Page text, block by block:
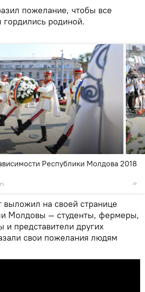
пожелание, чтобы все
родиной.
Республики Молдова 2018
на своей странице
Молдовы — студенты, фермеры,
и представители других
свои пожелания людям